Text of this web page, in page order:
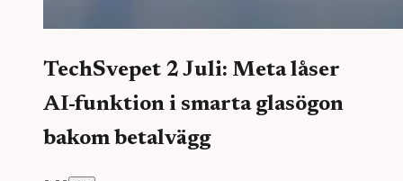
TechSvepet 2 Juli: Meta låser
AI-funktion i smarta glasögon
bakom betalvägg